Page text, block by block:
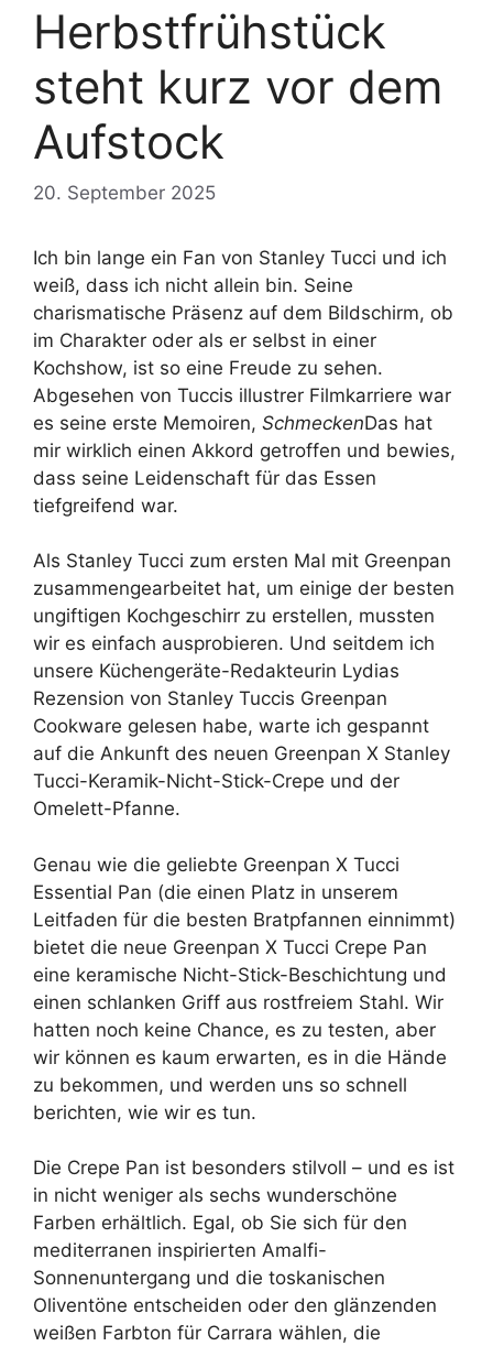
Herbstfrühstück
steht kurz vor dem
Aufstock
20. September 2025
Ich bin lange ein Fan von Stanley Tucci und ich
weiß, dass ich nicht allein bin. Seine
charismatische Präsenz auf dem Bildschirm, ob
im Charakter oder als er selbst in einer
Kochshow, ist so eine Freude zu sehen.
Abgesehen von Tuccis illustrer Filmkarriere war
es seine erste Memoiren, SchmeckenDas hat
mir wirklich einen Akkord getroffen und bewies,
dass seine Leidenschaft für das Essen
tiefgreifend war.
Als Stanley Tucci zum ersten Mal mit Greenpan
zusammengearbeitet hat, um einige der besten
ungiftigen Kochgeschirr zu erstellen, mussten
wir es einfach ausprobieren. Und seitdem ich
unsere Küchengeräte-Redakteurin Lydias
Rezension von Stanley Tuccis Greenpan
Cookware gelesen habe, warte ich gespannt
auf die Ankunft des neuen Greenpan X Stanley
Tucci-Keramik-Nicht-Stick-Crepe und der
Omelett-Pfanne.
Genau wie die geliebte Greenpan X Tucci
Essential Pan (die einen Platz in unserem
Leitfaden für die besten Bratpfannen einnimmt)
bietet die neue Greenpan X Tucci Crepe Pan
eine keramische Nicht-Stick-Beschichtung und
einen schlanken Griff aus rostfreiem Stahl. Wir
hatten noch keine Chance, es zu testen, aber
wir können es kaum erwarten, es in die Hände
zu bekommen, und werden uns so schnell
berichten, wie wir es tun.
Die Crepe Pan ist besonders stilvoll – und es ist
in nicht weniger als sechs wunderschöne
Farben erhältlich. Egal, ob Sie sich für den
mediterranen inspirierten Amalfi-
Sonnenuntergang und die toskanischen
Oliventöne entscheiden oder den glänzenden
weißen Farbton für Carrara wählen, die